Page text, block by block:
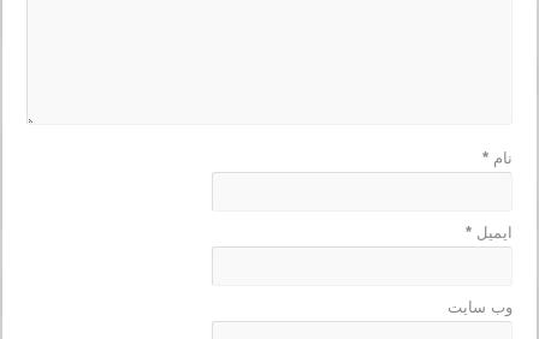
نام*
ایمیل*
وب‌ سایت